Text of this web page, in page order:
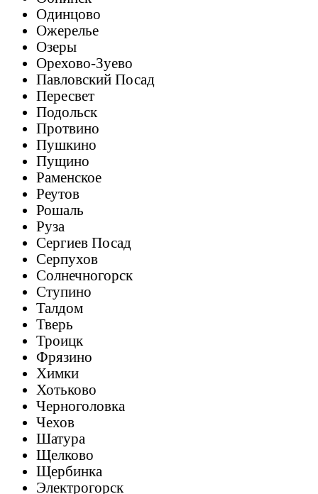
Одинцово
Ожерелье
Озеры
Орехово-Зуево
Павловский Посад
Пересвет
Подольск
Протвино
Пушкино
Пущино
Раменское
Реутов
Рошаль
Руза
Сергиев Посад
Серпухов
Солнечногорск
Ступино
Талдом
Тверь
Троицк
Фрязино
Химки
Хотьково
Черноголовка
Чехов
Шатура
Щелково
Щербинка
Электрогорск